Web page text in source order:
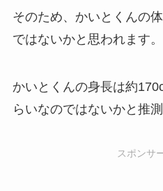
そのため、かいとくんの
ではないかと思われます。
かいとくんの身長は約
らいなのではないかと推測
スポンサ